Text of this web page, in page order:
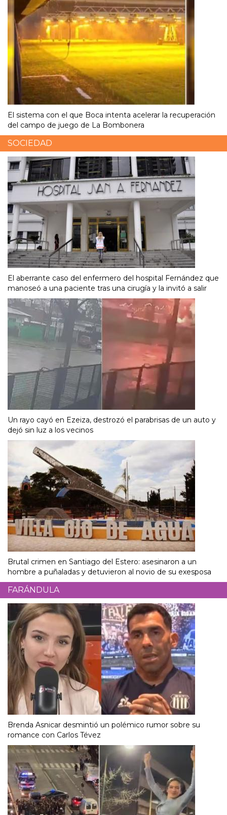
El sistema con el que Boca intenta acelerar la recuperación
del campo de juego de La Bombonera
SOCIEDAD
El aberrante caso del enfermero del hospital Fernández que
manoseó a una paciente tras una cirugía y la invitó a salir
Un rayo cayó en Ezeiza, destrozó el parabrisas de un auto y
dejó sin luz a los vecinos
Brutal crimen en Santiago del Estero: asesinaron a un
hombre a puñaladas y detuvieron al novio de su exesposa
FARÁNDULA
Brenda Asnicar desmintió un polémico rumor sobre su
romance con Carlos Tévez